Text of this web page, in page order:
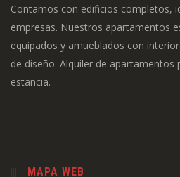
Contamos con edificios completos,
empresas. Nuestros apartamentos
equipados y amueblados con
de diseño. Alquiler de apartamentos
estancia.
MAPA WEB